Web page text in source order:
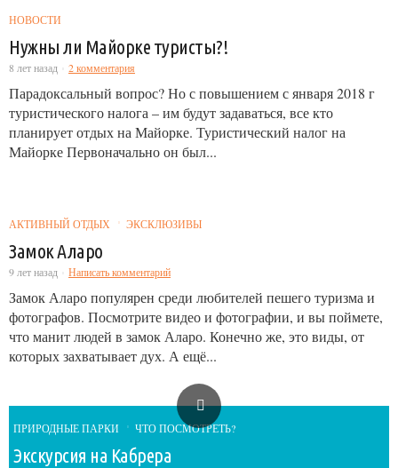
НОВОСТИ
Нужны ли Майорке туристы?!
8 лет назад 2 комментария
Парадоксальный вопрос? Но с повышением с января 2018 г
туристического налога – им будут задаваться, все кто
планирует отдых на Майорке. Туристический налог на
Майорке Первоначально он был...
АКТИВНЫЙ ОТДЫХ ЭКСКЛЮЗИВЫ
Замок Аларо
9 лет назад Написать комментарий
Замок Аларо популярен среди любителей пешего туризма и
фотографов. Посмотрите видео и фотографии, и вы поймете,
что манит людей в замок Аларо. Конечно же, это виды, от
которых захватывает дух. А ещё...
ПРИРОДНЫЕ ПАРКИ ЧТО ПОСМОТРЕТЬ?
Экскурсия на Кабрера